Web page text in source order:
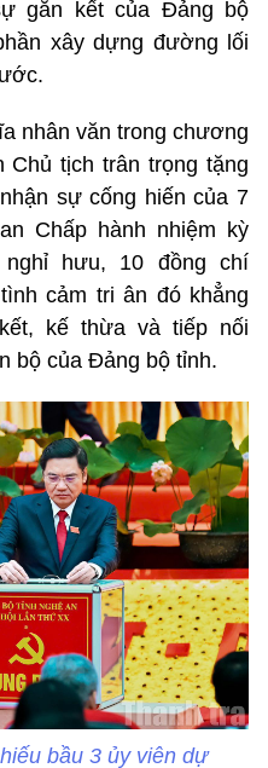
gắn kết của Đảng bộ
xây dựng đường lối
nhân văn trong chương
tịch trân trọng tặng
sự cống hiến của 7
Chấp hành nhiệm kỳ
hưu, 10 đồng chí
cảm tri ân đó khẳng
kế thừa và tiếp nối
bộ của Đảng bộ tỉnh.
bầu 3 ủy viên dự